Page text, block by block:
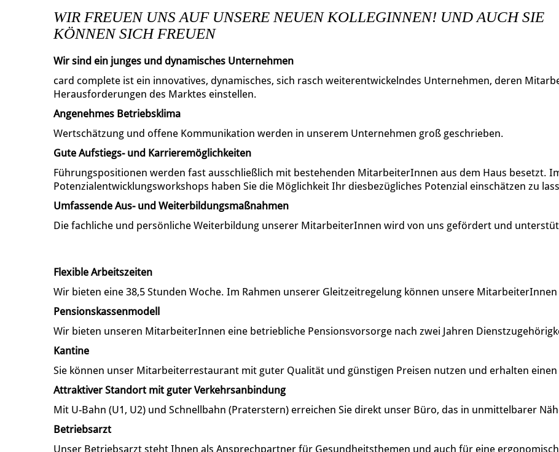
WIR FREUEN UNS AUF UNSERE NEUEN KOLLEGINNEN! UND AUCH SIE
KÖNNEN SICH FREUEN
Wir sind ein junges und dynamisches Unternehmen
card complete ist ein innovatives, dynamisches, sich rasch weiterentwickelndes Unternehmen, deren
Herausforderungen des Marktes einstellen.
Angenehmes Betriebsklima
Wertschätzung und offene Kommunikation werden in unserem Unternehmen groß geschrieben.
Gute Aufstiegs- und Karrieremöglichkeiten
Führungspositionen werden fast ausschließlich mit bestehenden MitarbeiterInnen aus dem Haus besetzt.
Potenzialentwicklungsworkshops haben Sie die Möglichkeit Ihr diesbezügliches Potenzial einschätzen zu
Umfassende Aus- und Weiterbildungsmaßnahmen
Die fachliche und persönliche Weiterbildung unserer MitarbeiterInnen wird von uns gefördert und
Flexible Arbeitszeiten
Wir bieten eine 38,5 Stunden Woche. Im Rahmen unserer Gleitzeitregelung können unsere
Pensionskassenmodell
Wir bieten unseren MitarbeiterInnen eine betriebliche Pensionsvorsorge nach zwei Jahren
Kantine
Sie können unser Mitarbeiterrestaurant mit guter Qualität und günstigen Preisen nutzen und erhalten einen
Attraktiver Standort mit guter Verkehrsanbindung
Mit U-Bahn (U1, U2) und Schnellbahn (Praterstern) erreichen Sie direkt unser Büro, das in unmittelbarer
Betriebsarzt
Unser Betriebsarzt steht Ihnen als Ansprechpartner für Gesundheitsthemen und auch für eine